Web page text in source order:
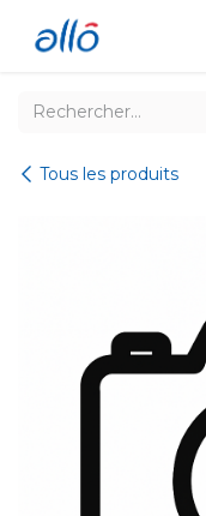
Tous les produits